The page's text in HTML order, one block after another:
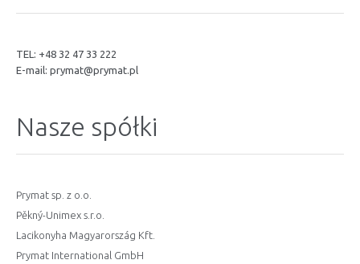
TEL: +48 32 47 33 222
E-mail: prymat@prymat.pl
Nasze spółki
Prymat sp. z o.o.
Pěkný-Unimex s.r.o.
Lacikonyha Magyarország Kft.
Prymat International GmbH